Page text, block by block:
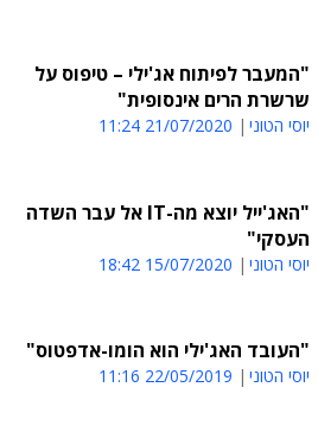
"המעבר לפיתוח אג'ילי – טיפוס על
שרשרת הרים אינסופית"
יוסי הטוני 21/07/2020 11:24
"האג'ייל יוצא מה-IT אל עבר השדה
העסקי"
יוסי הטוני 15/07/2020 18:42
"העובד האג'ילי הוא הומו-אדפטוס"
יוסי הטוני 22/05/2019 11:16